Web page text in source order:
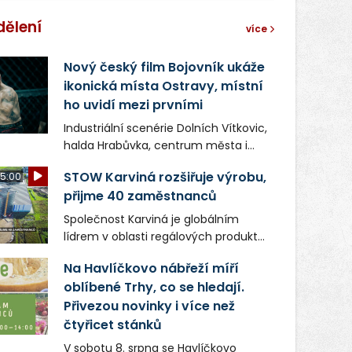
více
Nový český film Bojovník ukáže
ikonická místa Ostravy, místní
ho uvidí mezi prvními
Industriální scenérie Dolních Vítkovic,
halda Hrabůvka, centrum města i
v novém filmu Bojovník, který vstoupí
do kin už 13. srpna. Režiséři Vojtěch
Frič a Tomáš Dianiška si
moravskoslezskou metropoli
nevybrali náhodou – její syrová
atmosféra se stala přirozenou
součástí příběhu bývalého
boxerského šampiona Hoffa (Milan
Ondrík), jenž se po letech vrací do
světa vrcholových zápasů, tentokrát
STOW Karviná rozšiřuje výrobu,
přijme 40 zaměstnanců
Společnost Karviná je globálním
lídrem v oblasti regálových produktů
zaměstnavatelem na Karvinsku a
firmou s obrovským potenciálem.
Na Havlíčkovo nábřeží míří
oblíbené Trhy, co se hledají.
Přivezou novinky i více než
čtyřicet stánků
V sobotu 8. srpna se Havlíčkovo